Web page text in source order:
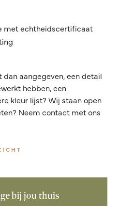
met echtheidscertificaat
aangegeven, een detail
hebben, een
kleur lijst? Wij staan open
Neem contact met ons
bij jou thuis